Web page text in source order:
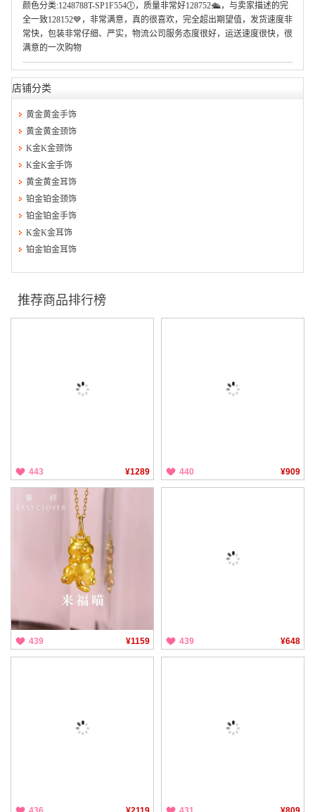
颜色分类:1248788T-SP1F554🕕，质量非常好128752🛳，与卖家描述的完
全一致128152💙，非常满意，真的很喜欢，完全超出期望值，发货速度非
常快，包装非常仔细、严实，物流公司服务态度很好，运送速度很快，很
满意的一次购物
店铺分类
黄金黄金手饰
黄金黄金颈饰
K金K金颈饰
K金K金手饰
黄金黄金耳饰
铂金铂金颈饰
铂金铂金手饰
K金K金耳饰
铂金铂金耳饰
推荐商品排行榜
443 ¥1289 440 ¥909
439 ¥1159 439 ¥648